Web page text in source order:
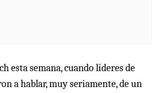
esta semana, cuando líderes de
a hablar, muy seriamente, de un